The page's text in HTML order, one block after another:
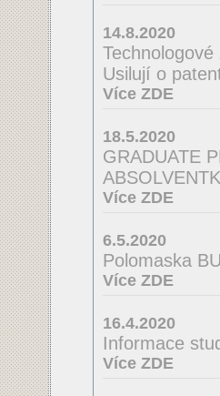
14.8.2020
Usilují o
Více ZDE
18.5.2020
GRADUATE
Více ZDE
6.5.2020
Polomaska
Více ZDE
16.4.2020
Informace
Více ZDE